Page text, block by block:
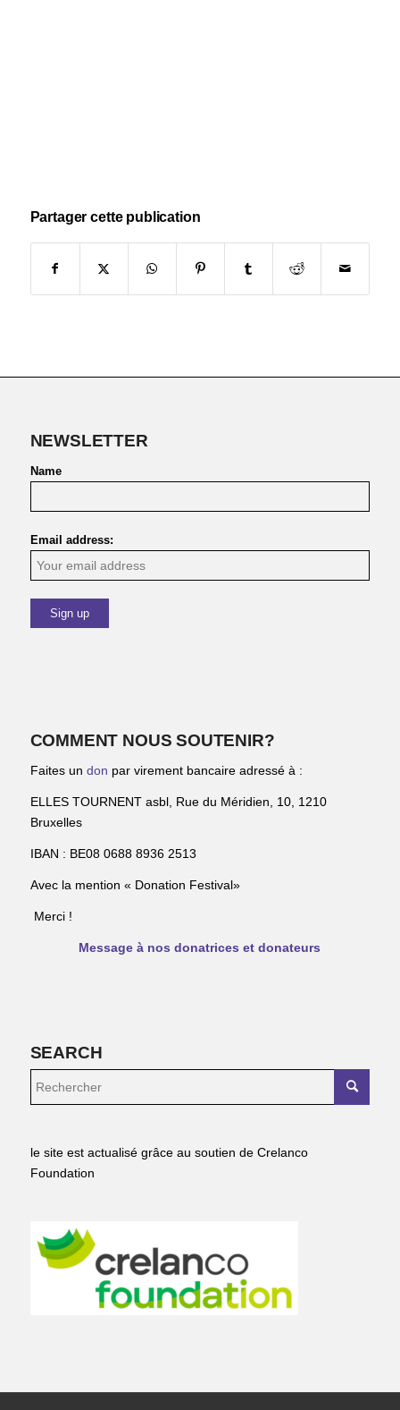
Partager cette publication
NEWSLETTER
Name
Email address:
COMMENT NOUS SOUTENIR?
Faites un don par virement bancaire adressé à :
ELLES TOURNENT asbl, Rue du Méridien, 10, 1210
Bruxelles
IBAN : BE08 0688 8936 2513
Avec la mention « Donation Festival»
Merci !
Message à nos donatrices et donateurs
SEARCH
le site est actualisé grâce au soutien de Crelanco
Foundation